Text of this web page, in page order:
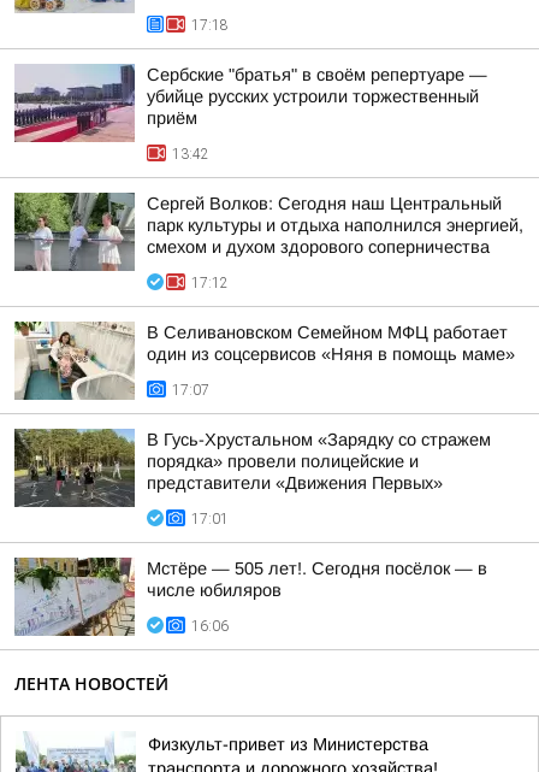
17:18
Сербские "братья" в своём репертуаре —
убийце русских устроили торжественный
приём
13:42
Сергей Волков: Сегодня наш Центральный
парк культуры и отдыха наполнился энергией,
смехом и духом здорового соперничества
17:12
В Селивановском Семейном МФЦ работает
один из соцсервисов «Няня в помощь маме»
17:07
В Гусь-Хрустальном «Зарядку со стражем
порядка» провели полицейские и
представители «Движения Первых»
17:01
Мстёре — 505 лет!. Сегодня посёлок — в
числе юбиляров
16:06
ЛЕНТА НОВОСТЕЙ
Физкульт-привет из Министерства